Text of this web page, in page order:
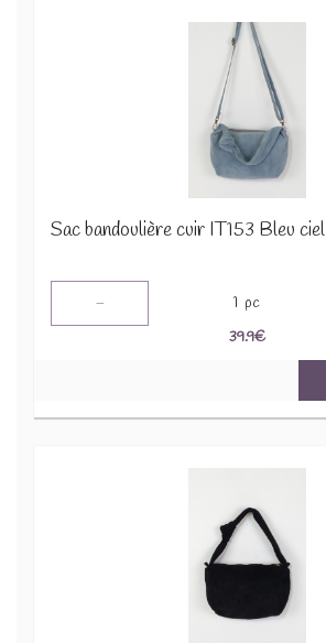
Sac bandoulière cuir IT153 Bleu ciel
- 1 pc
39.9€